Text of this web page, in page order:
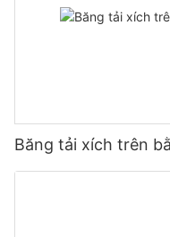
Băng tải xích trên